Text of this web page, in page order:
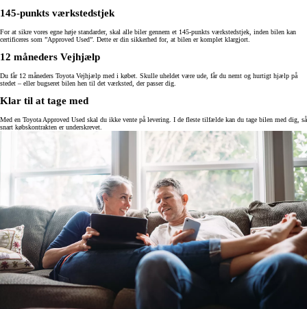
145-punkts værkstedstjek
For at sikre vores egne høje standarder, skal alle biler gennem et 145-punkts værkstedstjek, inden bilen kan
certificeres som ”Approved Used”. Dette er din sikkerhed for, at bilen er komplet klargjort.
12 måneders Vejhjælp
Du får 12 måneders Toyota Vejhjælp med i købet. Skulle uheldet være ude, får du nemt og hurtigt hjælp på
stedet – eller bugseret bilen hen til det værksted, der passer dig.
Klar til at tage med
Med en Toyota Approved Used skal du ikke vente på levering. I de fleste tilfælde kan du tage bilen med dig, så
snart købskontrakten er underskrevet.